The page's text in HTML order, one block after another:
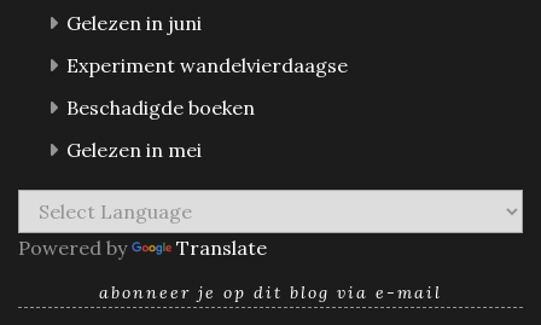
Gelezen in juni
Experiment wandelvierdaagse
Beschadigde boeken
Gelezen in mei
Powered by Translate
abonneer je op dit blog via e-mail